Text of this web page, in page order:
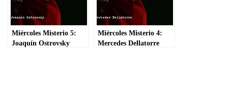
Miércoles Misterio 5:
Joaquín Ostrovsky
Miércoles Misterio 4:
Mercedes Dellatorre